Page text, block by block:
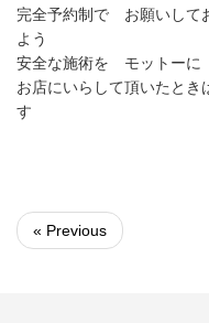
完全予約制で お願いし
よう
安全な施術を モットーに
お店にいらして頂いたと
す
« Previous